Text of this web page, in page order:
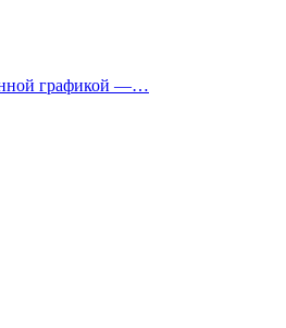
графикой —…